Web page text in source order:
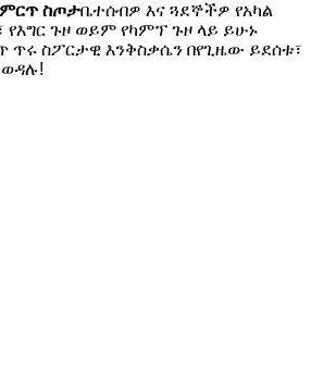
ስጦታቤተሰብዎ እና ጓደኞችዎ የአካል
ጉዞ ወይም የካምፕ ጉዞ ላይ ይሁኑ
ስፖርታዊ እንቅስቃሴን በየጊዜው ይደሰቱ፣